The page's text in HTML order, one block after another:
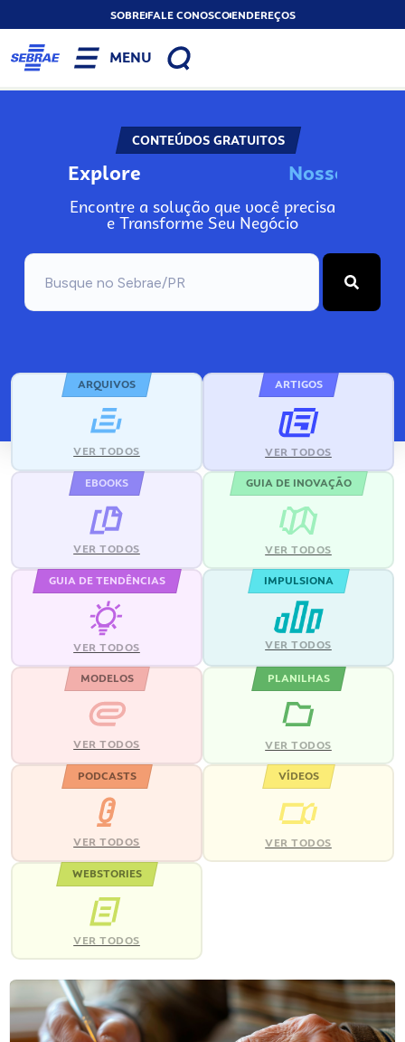
SOBREFALE CONOSCOENDEREÇOS
MENU
CONTEÚDOS GRATUITOS
Explore Nosso
Encontre a solução que você precisa
e Transforme Seu Negócio
ARQUIVOS
VER TODOS
ARTIGOS
VER TODOS
EBOOKS
VER TODOS
GUIA DE INOVAÇÃO
VER TODOS
GUIA DE TENDÊNCIAS
VER TODOS
IMPULSIONA
VER TODOS
MODELOS
VER TODOS
PLANILHAS
VER TODOS
PODCASTS
VER TODOS
VÍDEOS
VER TODOS
WEBSTORIES
VER TODOS